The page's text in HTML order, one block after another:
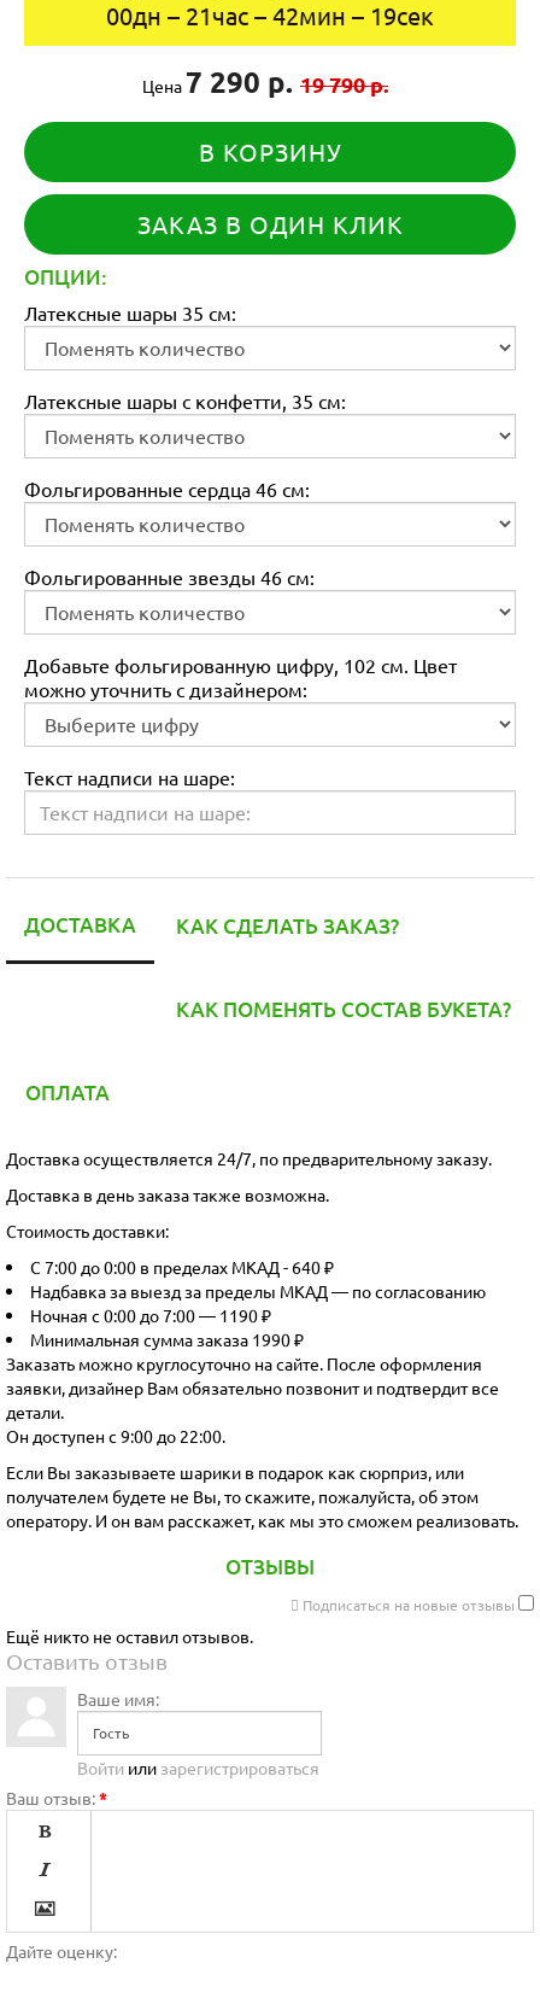
00дн – 21час – 42мин – 19сек
Цена 7 290 р. 19 790 р.
В КОРЗИНУ
ЗАКАЗ В ОДИН КЛИК
ОПЦИИ:
Латексные шары 35 см:
Латексные шары с конфетти, 35 см:
Фольгированные сердца 46 см:
Фольгированные звезды 46 см:
Добавьте фольгированную цифру, 102 см. Цвет
можно уточнить с дизайнером:
Текст надписи на шаре:
ДОСТАВКА КАК СДЕЛАТЬ ЗАКАЗ?
КАК ПОМЕНЯТЬ СОСТАВ БУКЕТА?
ОПЛАТА
Доставка осуществляется 24/7, по предварительному заказу.
Доставка в день заказа также возможна.
Стоимость доставки:
С 7:00 до 0:00 в пределах МКАД - 640 ₽
Надбавка за выезд за пределы МКАД — по согласованию
Ночная с 0:00 до 7:00 — 1190 ₽
Минимальная сумма заказа 1990 ₽
Заказать можно круглосуточно на сайте. После оформления
заявки, дизайнер Вам обязательно позвонит и подтвердит все
детали.
Он доступен с 9:00 до 22:00.
Если Вы заказываете шарики в подарок как сюрприз, или
получателем будете не Вы, то скажите, пожалуйста, об этом
оператору. И он вам расскажет, как мы это сможем реализовать.
ОТЗЫВЫ
Подписаться на новые отзывы
Ещё никто не оставил отзывов.
Оставить отзыв
Ваше имя:
Войти или зарегистрироваться
Ваш отзыв:*




Дайте оценку: